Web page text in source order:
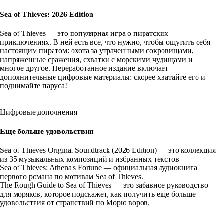
Sea of Thieves: 2026 Edition
Sea of Thieves — это популярная игра о пиратских
приключениях. В ней есть все, что нужно, чтобы ощутить себя
настоящим пиратом: охота за утраченными сокровищами,
напряженные сражения, схватки с морскими чудищами и
многое другое. Переработанное издание включает
дополнительные цифровые материалы: скорее хватайте его и
поднимайте паруса!
Цифровые дополнения
Еще больше удовольствия
Sea of Thieves Original Soundtrack (2026 Edition) — это коллекция
из 35 музыкальных композиций и избранных текстов.
Sea of Thieves: Athena's Fortune — официальная аудиокнига
первого романа по мотивам Sea of Thieves.
The Rough Guide to Sea of Thieves — это забавное руководство
для моряков, которое подскажет, как получить еще больше
удовольствия от странствий по Морю воров.